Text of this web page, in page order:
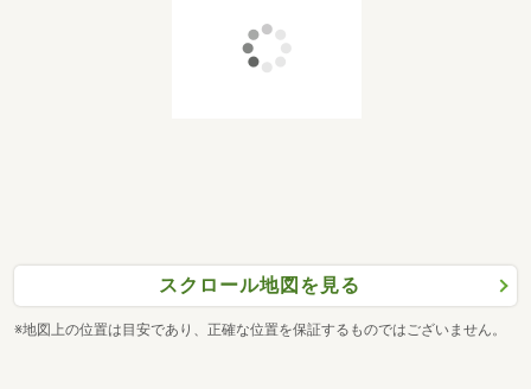
スクロール地図を見る
※地図上の位置は目安であり、正確な位置を保証するものではございません。